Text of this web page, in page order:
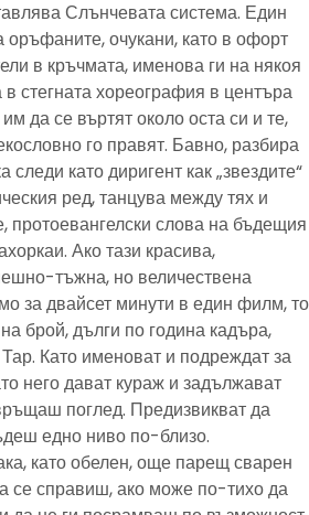
Слънчевата система. Един
очукани, като в офорт
в кръчмата, именова ги на някоя
стегната хореография в центъра
да се въртят около оста си и те,
го правят. Бавно, разбира
като диригент как „звездите“
ред, танцува между тях и
протоевангелски слова на бъдещия
Ако тази красива,
тъжна, но величествена
за двайсет минути в един филм, то
брой, дълги по година кадъра,
Като именоват и подреждат за
него дават кураж и задължават
поглед. Предизвикват да
едно ниво по-близо.
като обелен, още парещ сварен
се справиш, ако може по-тихо да